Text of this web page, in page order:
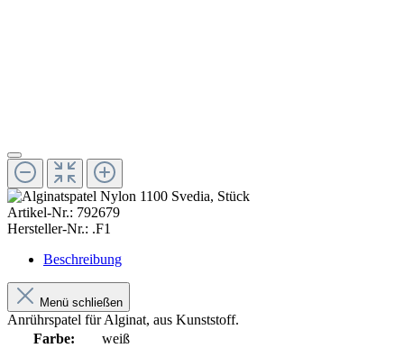
Artikel-Nr.: 792679
Hersteller-Nr.: .F1
Beschreibung
Menü schließen
Anrührspatel für Alginat, aus Kunststoff.
Farbe:
weiß